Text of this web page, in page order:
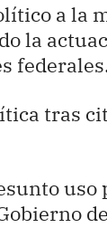
a la
la
tras
uso